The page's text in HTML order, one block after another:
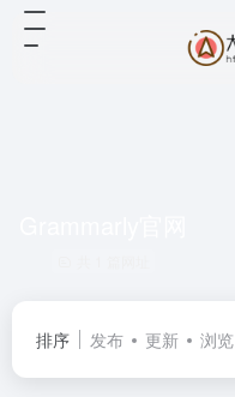
排序 发布 更新 浏览